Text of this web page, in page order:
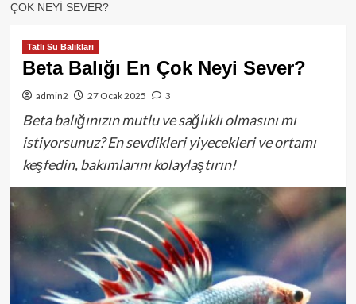
ÇOK NEYI SEVER?
Tatlı Su Balıkları
Beta Balığı En Çok Neyi Sever?
admin2 27 Ocak 2025 3
Beta balığınızın mutlu ve sağlıklı olmasını mı
istiyorsunuz? En sevdikleri yiyecekleri ve ortamı
keşfedin, bakımlarını kolaylaştırın!